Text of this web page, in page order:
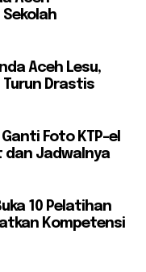
Aceh Lesu,
Drastis
Foto KTP-el
dan Jadwalnya
10 Pelatihan
Kompetensi